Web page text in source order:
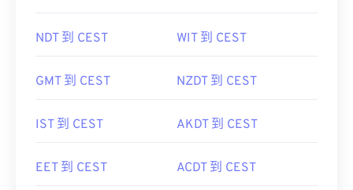
NDT 到 CEST WIT 到 CEST
GMT 到 CEST NZDT 到 CEST
IST 到 CEST AKDT 到 CEST
EET 到 CEST ACDT 到 CEST